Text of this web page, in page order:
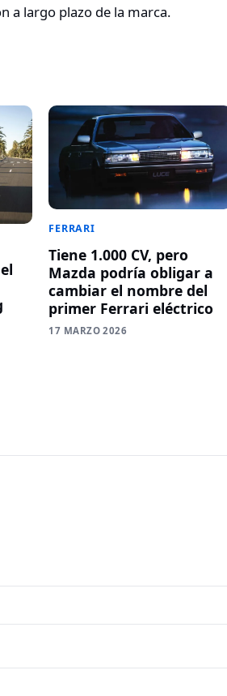
a largo plazo de la marca.
FERRARI
Tiene 1.000 CV, pero
Mazda podría obligar a
cambiar el nombre del
primer Ferrari eléctrico
17 MARZO 2026